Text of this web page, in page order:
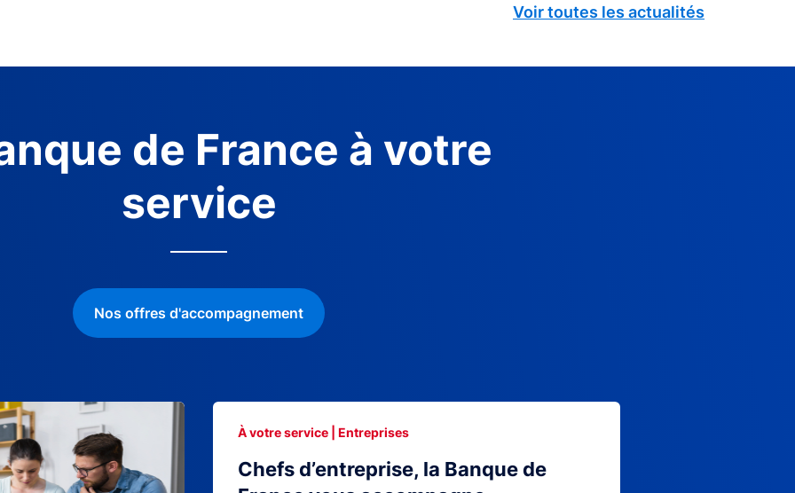
Voir toutes les actualités
de France à votre
service
Nos offres d'accompagnement
Chefs d’entreprise, la Banque de
À votre service | Entreprises